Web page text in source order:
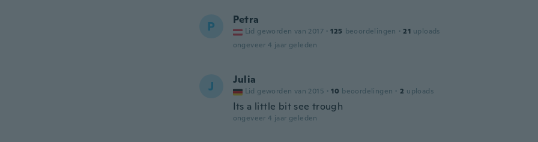
P Petra
Lid geworden van 2017 · 125 beoordelingen · 21 uploads
ongeveer 4 jaar geleden
J Julia
Lid geworden van 2015 · 10 beoordelingen · 2 uploads
Its a little bit see trough
ongeveer 4 jaar geleden